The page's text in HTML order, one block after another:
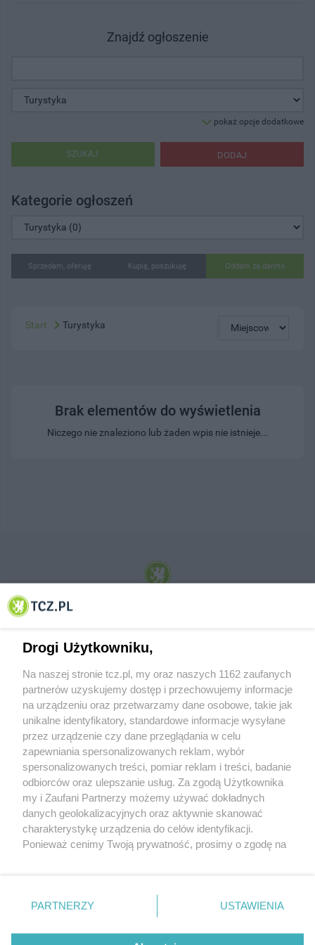
Znajdź ogłoszenie
pokaż opcje dodatkowe
DODAJ
SZUKAJ
Kategorie ogłoszeń
Sprzedam, oferuję Kupię, poszukuję Oddam za darmo
Start Turystyka
Brak elementów do wyświetlenia
Niczego nie znaleziono lub żaden wpis nie istnieje...
© 2001-2026 Tczew - TCZ.PL Sp. z o.o. Internetowy Serwis Informacyjny Miasta
O FIRMIE POLITYKA PRYWATNOŚCI HOSTING
REKLAMA WSPÓŁPRACA RSS FACEBOOK KONTAKT
Nasze serwisy
Aktualności
Tcz24
Historia miasta
Muzyka i kultura
Archiwum wydarzeń
Zdjęcia miasta
Drogi Użytkowniku,
Na naszej stronie tcz.pl, my oraz naszych 1162 zaufanych
partnerów uzyskujemy dostęp i przechowujemy informacje
na urządzeniu oraz przetwarzamy dane osobowe, takie jak
unikalne identyfikatory, standardowe informacje wysyłane
przez urządzenie czy dane przeglądania w celu
zapewniania spersonalizowanych reklam, wybór
spersonalizowanych treści, pomiar reklam i treści, badanie
odbiorców oraz ulepszanie usług. Za zgodą Użytkownika
my i Zaufani Partnerzy możemy używać dokładnych
danych geolokalizacyjnych oraz aktywnie skanować
charakterystykę urządzenia do celów identyfikacji.
Ponieważ cenimy Twoją prywatność, prosimy o zgodę na
znajdujący się w lewym dolnym rogu strony
. Niektóre
PARTNERZY USTAWIENIA